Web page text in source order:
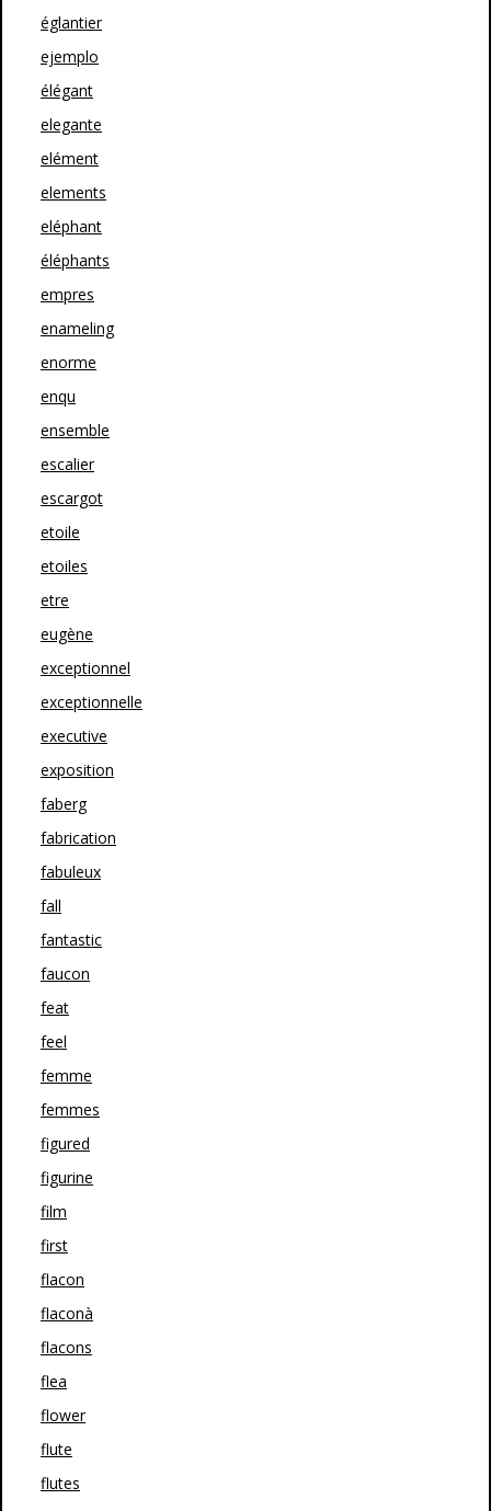
églantier
ejemplo
élégant
elegante
elément
elements
eléphant
éléphants
empres
enameling
enorme
enqu
ensemble
escalier
escargot
etoile
etoiles
etre
eugène
exceptionnel
exceptionnelle
executive
exposition
faberg
fabrication
fabuleux
fall
fantastic
faucon
feat
feel
femme
femmes
figured
figurine
film
first
flacon
flaconà
flacons
flea
flower
flute
flutes